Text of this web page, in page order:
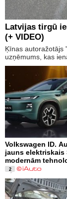
Latvijas tirgū
(+ VIDEO)
Ķīnas autoražotājs
uzņēmums, kas
Volkswagen ID.
jauns elektriskais
modernām
2